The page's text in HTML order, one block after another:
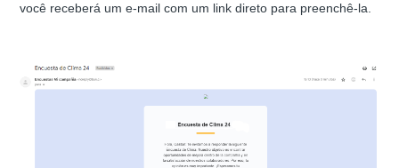
você receberá um e-mail com um link direto para preenchê-la.